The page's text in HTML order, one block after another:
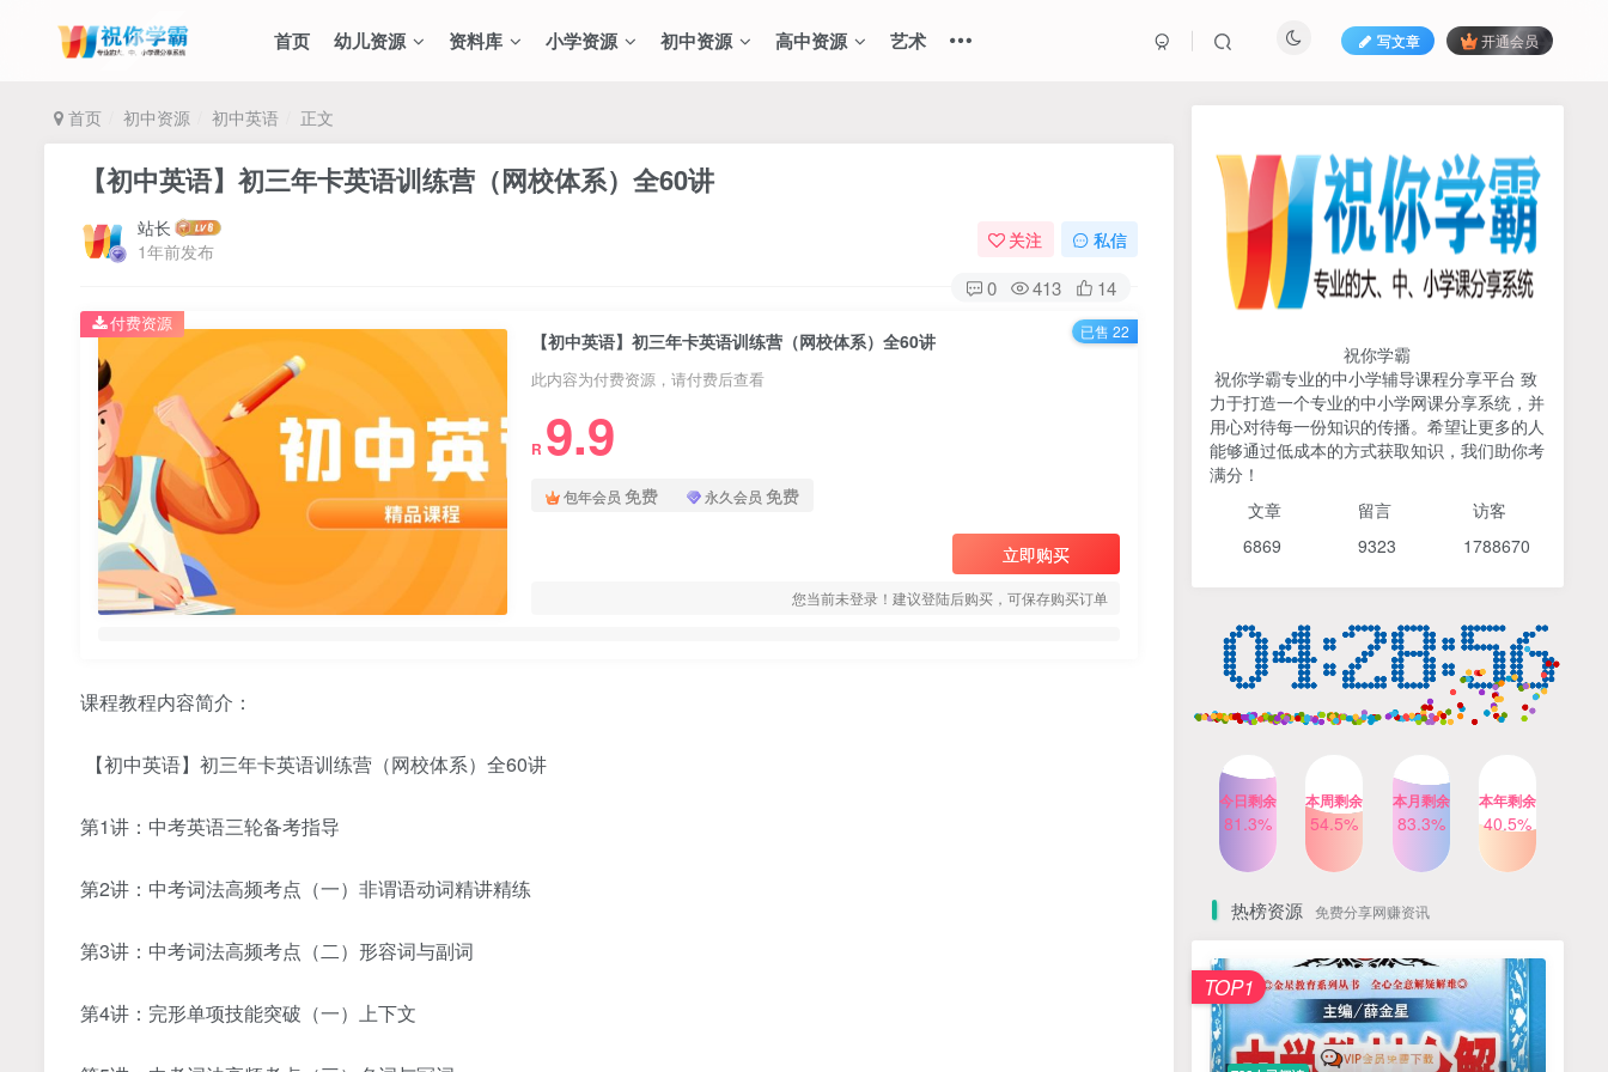
首页 幼儿资源 资料库 小学资源 初中资源 高中资源 艺术 写文章 开通会员
首页 初中资源 初中英语 正文
【初中英语】初三年卡英语训练营（网校体系）全60讲
站长
1年前发布
关注 私信
0 413 14
【初中英语】初三年卡英语训练营（网校体系）全60讲
此内容为付费资源，请付费后查看
R 9.9
包年会员 免费 永久会员 免费
立即购买
您当前未登录！建议登陆后购买，可保存购买订单
付费资源 已售 22
课程教程内容简介：
【初中英语】初三年卡英语训练营（网校体系）全60讲
第1讲：中考英语三轮备考指导
第2讲：中考词法高频考点（一）非谓语动词精讲精练
第3讲：中考词法高频考点（二）形容词与副词
第4讲：完形单项技能突破（一）上下文
706人已阅读
初中《中学教材全解》2025-2026七八九
TOP1
2026版《浙大优辅》数学公
式定理导引（小学+初中+高
中全套）PDF
3个月前 497人已阅读
TOP2
（分龄版/年龄阶段分类）
4个月前 483人已阅读
3个月前 420人已阅读
清华帅爸数学思维（抖音）|
小学+初中课程视频合集
乐乐课堂小学奥数1-6年级
动画课程715集+配套练习册
高清PDF
6个月前 411人已阅读
TOP6
祝你学霸
祝你学霸专业的中小学辅导课程分享平台 致
力于打造一个专业的中小学网课分享系统，并
用心对待每一份知识的传播。希望让更多的人
能够通过低成本的方式获取知识，我们助你考
满分！
文章 留言 访客
6869 9323 1788670
今日剩余
81.3%
本周剩余
54.5%
本月剩余
83.3%
本年剩余
40.5%
热榜资源 免费分享网赚资讯
TOP1